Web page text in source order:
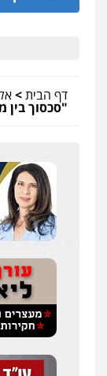
דף הבית>
"סכסוך